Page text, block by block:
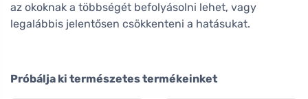
az okoknak a többségét befolyásolni lehet, vagy
legalábbis jelentősen csökkenteni a hatásukat.
Próbálja ki természetes termékeinket